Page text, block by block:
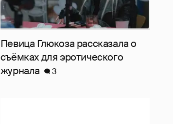
Певица Глюкоза рассказала о
съёмках для эротического
журнала
3